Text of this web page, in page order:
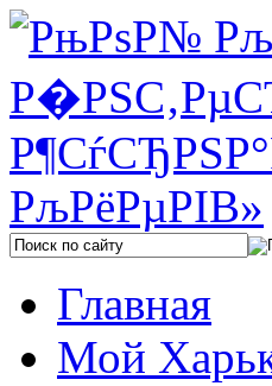
Главная
Мой